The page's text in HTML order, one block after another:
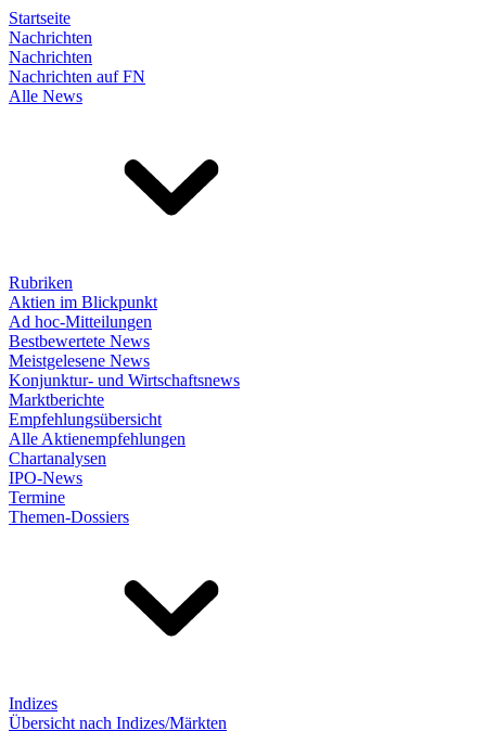
Startseite
Nachrichten
Nachrichten
Nachrichten auf FN
Alle News
Rubriken
Aktien im Blickpunkt
Ad hoc-Mitteilungen
Bestbewertete News
Meistgelesene News
Konjunktur- und Wirtschaftsnews
Marktberichte
Empfehlungsübersicht
Alle Aktienempfehlungen
Chartanalysen
IPO-News
Termine
Themen-Dossiers
Indizes
Übersicht nach Indizes/Märkten